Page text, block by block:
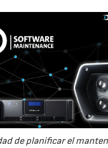
de planificar el